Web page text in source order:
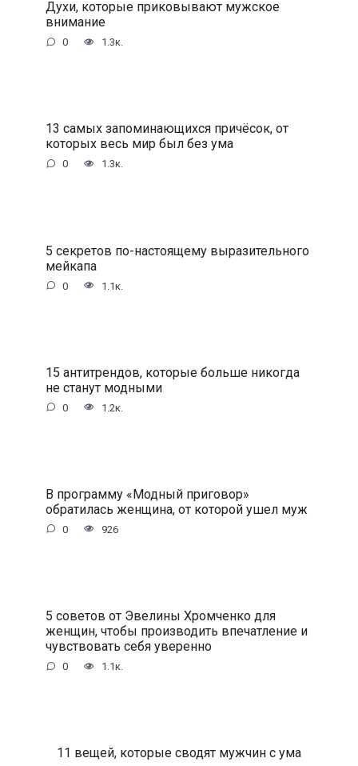
Духи, которые приковывают мужское
внимание
0 1.3к.
13 самых запоминающихся причёсок, от
которых весь мир был без ума
0 1.3к.
5 секретов по-настоящему выразительного
мейкапа
0 1.1к.
15 антитрендов, которые больше никогда
не станут модными
0 1.2к.
В программу «Модный приговор»
обратилась женщина, от которой ушел муж
0 926
5 советов от Эвелины Хромченко для
женщин, чтобы производить впечатление и
чувствовать себя уверенно
0 1.1к.
11 вещей, которые сводят мужчин с ума